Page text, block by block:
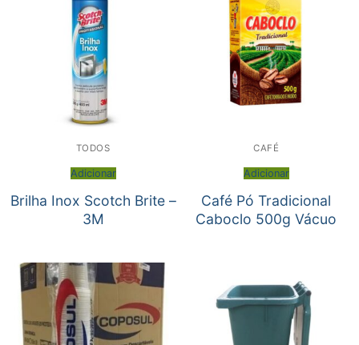
TODOS
Adicionar
Brilha Inox Scotch Brite –
3M
CAFÉ
Adicionar
Café Pó Tradicional
Caboclo 500g Vácuo